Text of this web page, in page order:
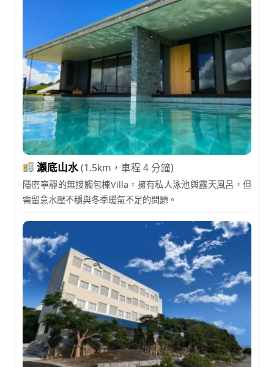
瀨底山水(1.5km，車程 4 分鐘)
隱密寧靜的無接觸包棟Villa，擁有私人泳池與露天風呂，但
需留意水壓不穩與冬季暖氣不足的問題。